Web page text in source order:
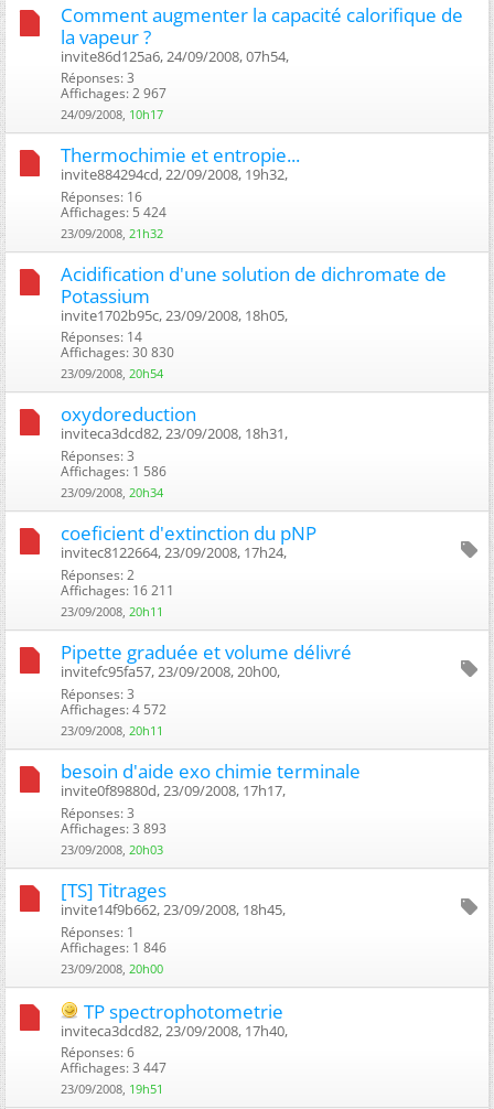
Comment augmenter la capacité calorifique de
la vapeur ?
invite86d125a6, 24/09/2008, 07h54, ‎
Réponses: 3
Affichages: 2 967
24/09/2008, 10h17
Thermochimie et entropie...
invite884294cd, 22/09/2008, 19h32, ‎
Réponses: 16
Affichages: 5 424
23/09/2008, 21h32
Acidification d'une solution de dichromate de
Potassium
invite1702b95c, 23/09/2008, 18h05, ‎
Réponses: 14
Affichages: 30 830
23/09/2008, 20h54
oxydoreduction
inviteca3dcd82, 23/09/2008, 18h31, ‎
Réponses: 3
Affichages: 1 586
23/09/2008, 20h34
coeficient d'extinction du pNP
invitec8122664, 23/09/2008, 17h24, ‎
Réponses: 2
Affichages: 16 211
23/09/2008, 20h11
Pipette graduée et volume délivré
invitefc95fa57, 23/09/2008, 20h00, ‎
Réponses: 3
Affichages: 4 572
23/09/2008, 20h11
besoin d'aide exo chimie terminale
invite0f89880d, 23/09/2008, 17h17, ‎
Réponses: 3
Affichages: 3 893
23/09/2008, 20h03
[TS] Titrages
invite14f9b662, 23/09/2008, 18h45, ‎
Réponses: 1
Affichages: 1 846
23/09/2008, 20h00
TP spectrophotometrie
inviteca3dcd82, 23/09/2008, 17h40, ‎
Réponses: 6
Affichages: 3 447
23/09/2008, 19h51